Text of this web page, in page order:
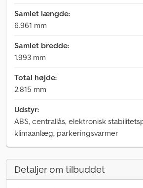
Samlet længde:
6.961 mm
Samlet bredde:
1.993 mm
Total højde:
2.815 mm
Udstyr:
ABS, centrallås, elektronisk
klimaanlæg, parkeringsvarmer
Detaljer om tilbuddet